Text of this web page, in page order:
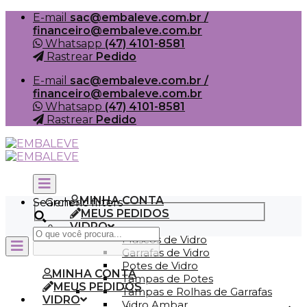
Skip
content
E-mail sac@embaleve.com.br /
financeiro@embaleve.com.br
Whatsapp (47) 4101-8581
Rastrear Pedido
E-mail sac@embaleve.com.br /
financeiro@embaleve.com.br
Whatsapp (47) 4101-8581
Rastrear Pedido
MINHA CONTA
MEUS PEDIDOS
VIDRO
Frascos de Vidro
Garrafas de Vidro
Potes de Vidro
Tampas de Potes
Tampas e Rolhas de Garrafas
Search
Generic filters
MINHA CONTA
MEUS PEDIDOS
VIDRO